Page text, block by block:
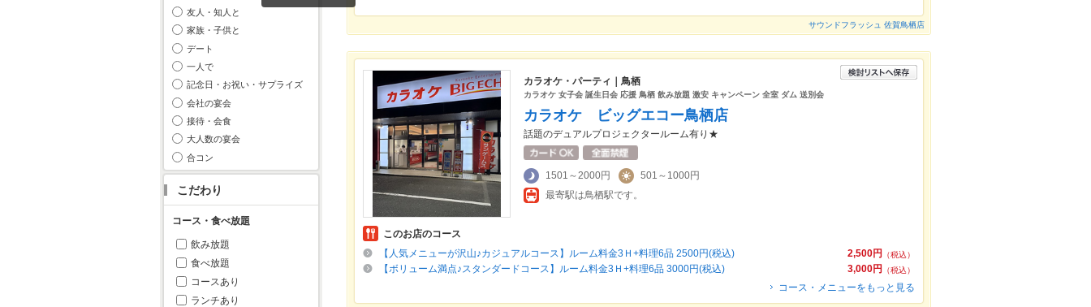
友人・知人と
家族・子供と
デート
一人で
記念日・お祝い・サプライズ
会社の宴会
接待・会食
大人数の宴会
合コン
こだわり
コース・食べ放題
飲み放題
食べ放題
コースあり
ランチあり
サウンドフラッシュ 佐賀鳥栖店
カラオケ・パーティ｜鳥栖
カラオケ 女子会 誕生日会 応援 鳥栖 飲み放題 激安 キャンペーン 全室 ダム 送別会
カラオケ ビッグエコー鳥栖店
話題のデュアルプロジェクタールーム有り★
1501～2000円
501～1000円
最寄駅は鳥栖駅です。
このお店のコース
2,500円
（税込）
【人気メニューが沢山♪カジュアルコース】ルーム料金3Ｈ+料理6品 2500円(税込)
3,000円
（税込）
【ボリューム満点♪スタンダードコース】ルーム料金3Ｈ+料理6品 3000円(税込)
コース・メニューをもっと見る